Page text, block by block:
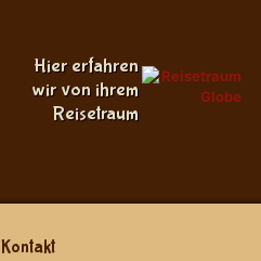
Hier erfahren
wir von ihrem
Reisetraum
Kontakt